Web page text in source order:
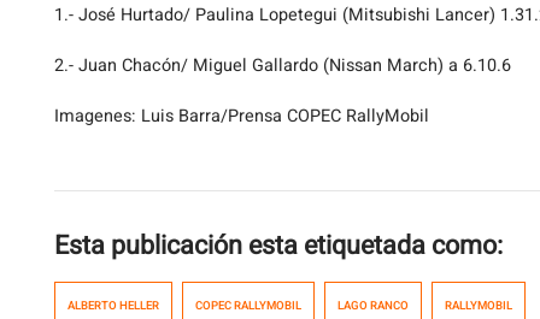
1.- José Hurtado/ Paulina Lopetegui (Mitsubishi Lancer)
2.- Juan Chacón/ Miguel Gallardo (Nissan March) a 6.10.6
Imagenes: Luis Barra/Prensa COPEC RallyMobil
Esta publicación esta etiquetada como:
ALBERTO HELLER COPEC RALLYMOBIL LAGO RANCO RALLYMOBIL